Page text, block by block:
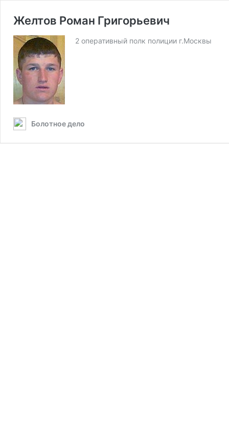
Желтов Роман Григорьевич
2 оперативный полк полиции г.Москвы
Болотное дело